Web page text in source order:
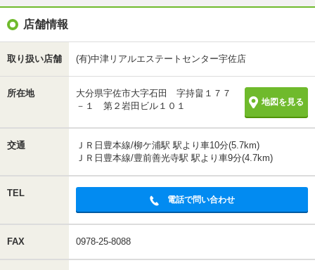
店舗情報
取り扱い店舗 (有)中津リアルエステートセンター宇佐店
所在地
大分県宇佐市大字石田 字持畠１７７
－１ 第２岩田ビル１０１
地図を見る
交通
ＪＲ日豊本線/柳ケ浦駅 駅より車10分(5.7km)
ＪＲ日豊本線/豊前善光寺駅 駅より車9分(4.7km)
TEL
電話で問い合わせ
FAX 0978-25-8088